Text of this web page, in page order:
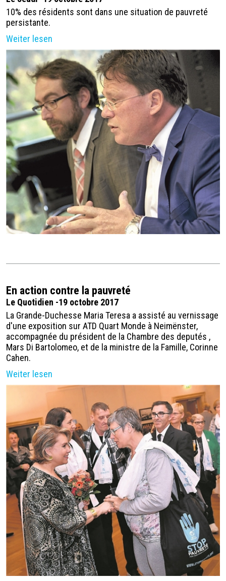
10% des résidents sont dans une situation de pauvreté
persistante.
Weiter lesen
En action contre la pauvreté
Le Quotidien -19 octobre 2017
La Grande-Duchesse Maria Teresa a assisté au vernissage
d'une exposition sur ATD Quart Monde à Neimënster,
accompagnée du président de la Chambre des deputés ,
Mars Di Bartolomeo, et de la ministre de la Famille, Corinne
Cahen.
Weiter lesen